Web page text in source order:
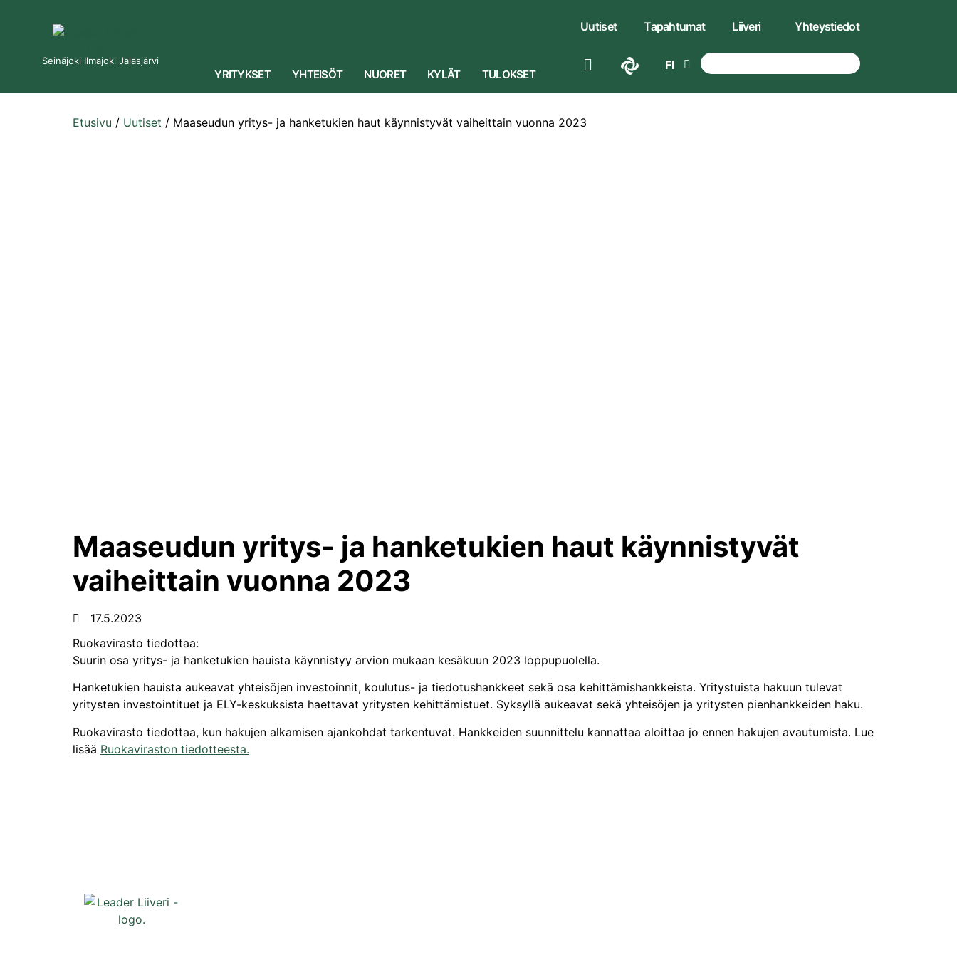
Seinäjoki Ilmajoki Jalasjärvi
YRITYKSET YHTEISÖT NUORET KYLÄT TULOKSET
Uutiset Tapahtumat Liiveri Yhteystiedot
FI
Etusivu / Uutiset / Maaseudun yritys- ja hanketukien haut käynnistyvät vaiheittain vuonna 2023
Maaseudun yritys- ja hanketukien haut käynnistyvät
vaiheittain vuonna 2023
17.5.2023
Ruokavirasto tiedottaa:
Suurin osa yritys- ja hanketukien hauista käynnistyy arvion mukaan kesäkuun 2023 loppupuolella.
Hanketukien hauista aukeavat yhteisöjen investoinnit, koulutus- ja tiedotushankkeet sekä osa kehittämishankkeista. Yritystuista hakuun tulevat
yritysten investointituet ja ELY-keskuksista haettavat yritysten kehittämistuet. Syksyllä aukeavat sekä yhteisöjen ja yritysten pienhankkeiden haku.
Ruokavirasto tiedottaa, kun hakujen alkamisen ajankohdat tarkentuvat. Hankkeiden suunnittelu kannattaa aloittaa jo ennen hakujen avautumista. Lue
lisää Ruokaviraston tiedotteesta.